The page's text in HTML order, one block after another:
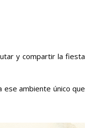
y compartir la fiesta
ambiente único que